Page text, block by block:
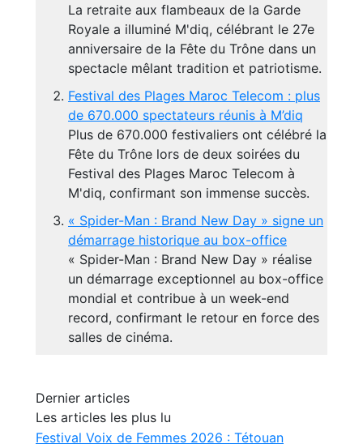
La retraite aux flambeaux de la Garde
Royale a illuminé M'diq, célébrant le 27e
anniversaire de la Fête du Trône dans un
spectacle mêlant tradition et patriotisme.
Festival des Plages Maroc Telecom : plus
de 670.000 spectateurs réunis à M’diq
Plus de 670.000 festivaliers ont célébré la
Fête du Trône lors de deux soirées du
Festival des Plages Maroc Telecom à
M'diq, confirmant son immense succès.
« Spider-Man : Brand New Day » signe un
démarrage historique au box-office
« Spider-Man : Brand New Day » réalise
un démarrage exceptionnel au box-office
mondial et contribue à un week-end
record, confirmant le retour en force des
salles de cinéma.
Dernier articles
Les articles les plus lu
Festival Voix de Femmes 2026 : Tétouan